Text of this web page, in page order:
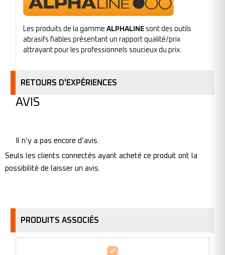
Les produits de la gamme ALPHALINE sont des outils
abrasifs fiables présentant un rapport qualité/prix
attrayant pour les professionnels soucieux du prix.
RETOURS D'EXPÉRIENCES
AVIS
Il n’y a pas encore d’avis.
Seuls les clients connectés ayant acheté ce produit ont la
possibilité de laisser un avis.
PRODUITS ASSOCIÉS
Disque